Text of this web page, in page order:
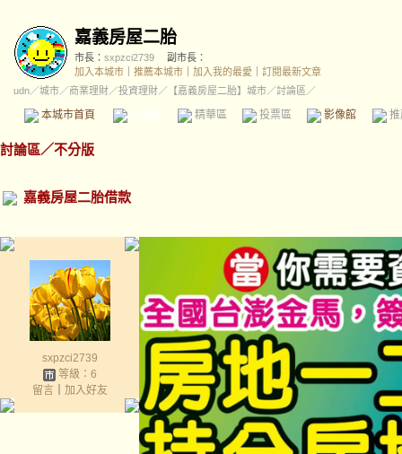
嘉義房屋二胎
市長： sxpzci2739
副市長：
加入本城市
推薦本城市 加入我的最愛
訂閱最新文章
udn／城市／商業理財／投資理財／ 【嘉義房屋二胎】城市／討論區／
本城市首頁 精華區 投票區 影像館
討論區／不分版
嘉義房屋二胎借款
sxpzci2739
等級：6
留言｜ 加入好友